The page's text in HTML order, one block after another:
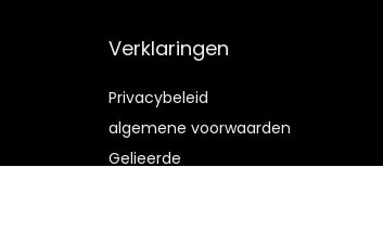
Verklaringen
Privacybeleid
algemene voorwaarden
Gelieerde